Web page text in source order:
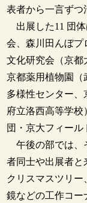
表者から一言ずつ
出展した11 団体
会、森川田んぼプ
文化研究会（京都
京都薬用植物園（
多様性センター、
府立洛西高等学
団・京大フィール
午後の部では、
者同士や出展者と
クリスマスツリ
鏡などの工作コー